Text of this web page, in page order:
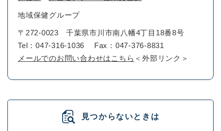
地域保健グループ
〒272-0023
千葉県市川市南八幡4丁目18番8号
Tel：047-316-1036
Fax：047-376-8831
メールでのお問い合わせはこちら ＜外部リンク＞
見つからないときは